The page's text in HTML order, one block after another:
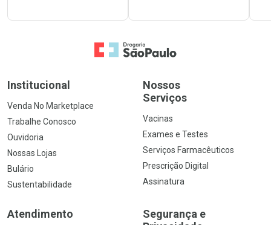
Ir para a Home
Institucional
Venda No Marketplace
Trabalhe Conosco
Ouvidoria
Nossas Lojas
Bulário
Sustentabilidade
Nossos
Serviços
Vacinas
Exames e Testes
Serviços Farmacêuticos
Prescrição Digital
Assinatura
Atendimento
Segurança e